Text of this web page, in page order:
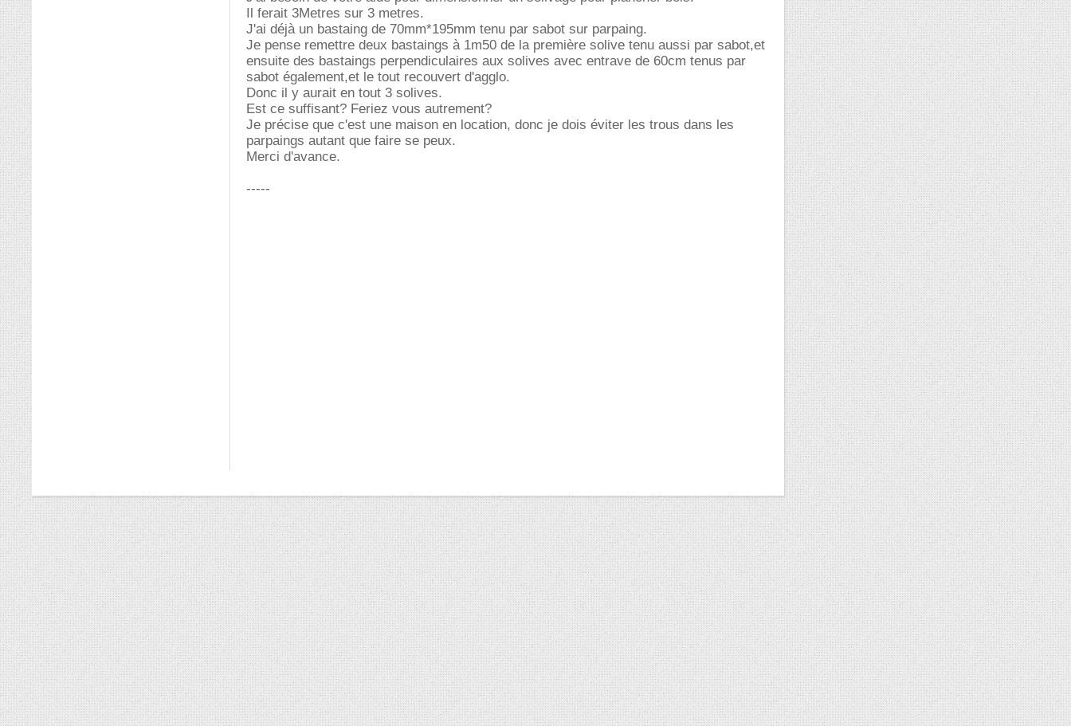
Il ferait 3Metres sur 3 metres.
J'ai déjà un bastaing de 70mm*195mm tenu par sabot sur parpaing.
Je pense remettre deux bastaings à 1m50 de la première solive tenu aussi par sabot,et
ensuite des bastaings perpendiculaires aux solives avec entrave de 60cm tenus par
sabot également,et le tout recouvert d'agglo.
Donc il y aurait en tout 3 solives.
Est ce suffisant? Feriez vous autrement?
Je précise que c'est une maison en location, donc je dois éviter les trous dans les
parpaings autant que faire se peux.
Merci d'avance.
-----